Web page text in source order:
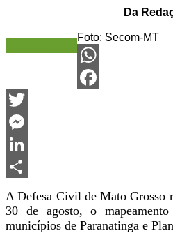
Da
Foto: Secom-MT
WhatsApp
Facebook
Twitter
Messenger
LinkedIn
A Defesa Civil de Mato Grosso
30 de agosto, o
municípios de Paranatinga e